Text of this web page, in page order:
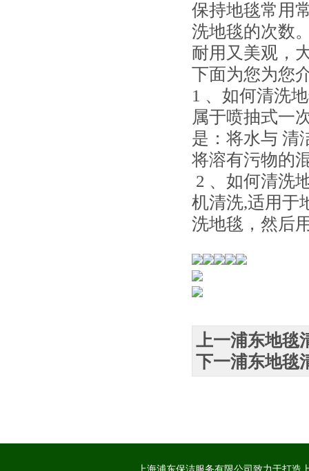
保持地毯常用
洗地毯的次
耐用又美观，
下面为您为您
1 、如何清洗
属于喷抽式一
是：将水与 清
将溶有污物的
2 、如何清洗
机清洗,适用于
洗地毯，然后
上一浦东地毯
下一浦东地毯